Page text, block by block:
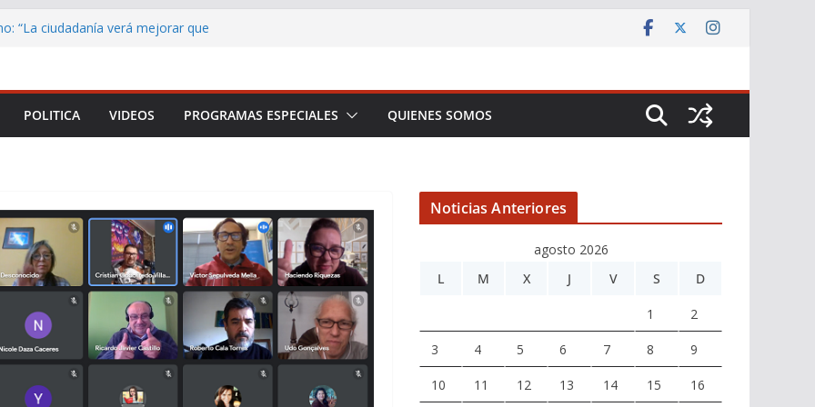
“La ciudadanía verá mejorar que
concurso sobre neurociencia
las postulaciones al Subsidio a la
POLITICA VIDEOS PROGRAMAS ESPECIALES QUIENES SOMOS
Noticias Anteriores
agosto 2026
L
M X J V S D
1 2
3 4 5 6 7 8 9
10 11 12 13 14 15 16